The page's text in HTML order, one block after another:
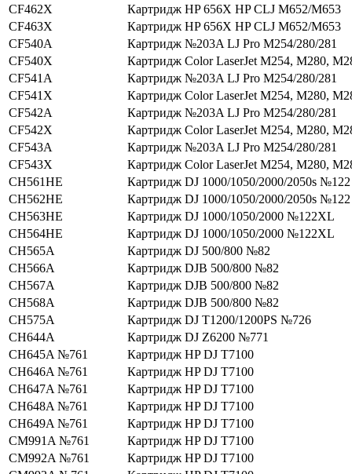
CF462X
Картридж HP 656X HP CLJ M652/M653
CF463X
Картридж HP 656X HP CLJ M652/M653
CF540A
Картридж №203A LJ Pro M254/280/281
CF540X
Картридж Color LaserJet M254, M280,
CF541A
Картридж №203A LJ Pro M254/280/281
CF541X
Картридж Color LaserJet M254, M280,
CF542A
Картридж №203A LJ Pro M254/280/281
CF542X
Картридж Color LaserJet M254, M280,
CF543A
Картридж №203A LJ Pro M254/280/281
CF543X
Картридж Color LaserJet M254, M280,
CH561HE
Картридж DJ 1000/1050/2000/2050s №122
CH562HE
Картридж DJ 1000/1050/2000/2050s №122
CH563HE
Картридж DJ 1000/1050/2000 №122XL
CH564HE
Картридж DJ 1000/1050/2000 №122XL
CH565A
Картридж DJ 500/800 №82
CH566A
Картридж DJВ 500/800 №82
CH567A
Картридж DJВ 500/800 №82
CH568A
Картридж DJВ 500/800 №82
CH575A
Картридж DJ T1200/1200PS №726
CH644A
Картридж DJ Z6200 №771
CH645A №761
Картридж HP DJ T7100
CH646A №761
Картридж HP DJ T7100
CH647A №761
Картридж HP DJ T7100
CH648A №761
Картридж HP DJ T7100
CH649A №761
Картридж HP DJ T7100
CM991A №761
Картридж HP DJ T7100
CM992A №761
Картридж HP DJ T7100